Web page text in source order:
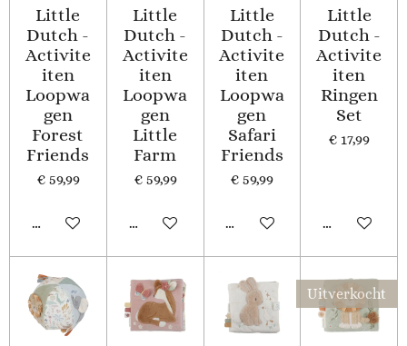
Little
Dutch -
Activite
iten
Loopwa
gen
Forest
Friends
€ 59,99
In winkelwagen
Little
Dutch -
Activite
iten
Loopwa
gen
Little
Farm
€ 59,99
In winkelwagen
Little
Dutch -
Activite
iten
Loopwa
gen
Safari
Friends
€ 59,99
Houd mij op de hoogte
Little
Dutch -
Activite
iten
Ringen
Set
€ 17,99
In
Uitverkocht